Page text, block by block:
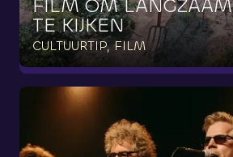
FILM OM LANGZAAM
TE KIJKEN
CULTUURTIP, FILM